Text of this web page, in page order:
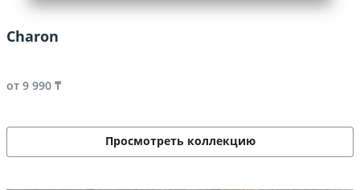
Charon
от 9 990 ₸
Просмотреть коллекцию